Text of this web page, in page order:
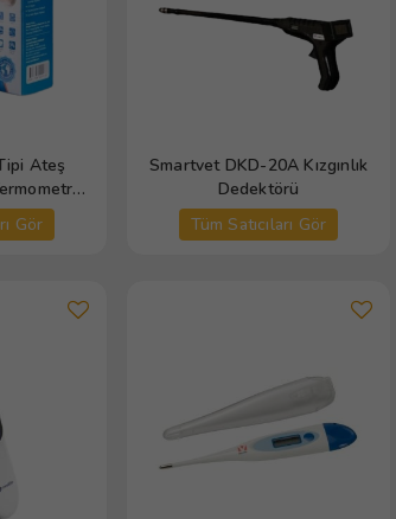
Ateş
Gör
Smartvet DKD-20A Kızgınlık
Dedektörü
Tüm Satıcıları Gör